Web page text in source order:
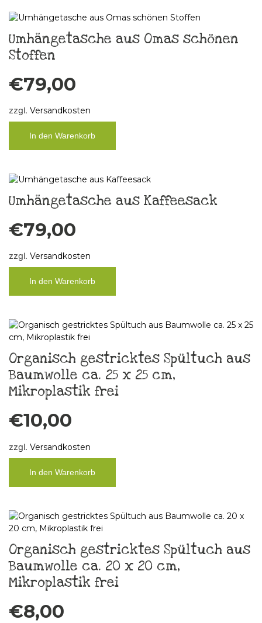
Umhängetasche aus Omas schönen
Stoffen
€79,00
zzgl. Versandkosten
In den Warenkorb
Umhängetasche aus Kaffeesack
€79,00
zzgl. Versandkosten
In den Warenkorb
Organisch gestricktes Spültuch aus
Baumwolle ca. 25 x 25 cm,
Mikroplastik frei
€10,00
zzgl. Versandkosten
In den Warenkorb
Organisch gestricktes Spültuch aus
Baumwolle ca. 20 x 20 cm,
Mikroplastik frei
€8,00